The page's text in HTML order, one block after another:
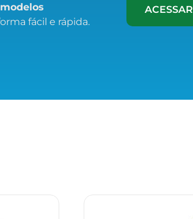
fácil e rápida.
ACESSAR